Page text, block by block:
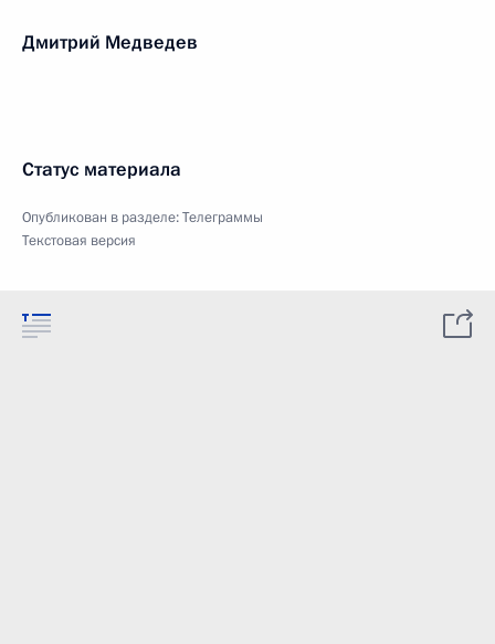
Дмитрий Медведев
Статус материала
Опубликован в разделе:Телеграммы
Текстовая версия